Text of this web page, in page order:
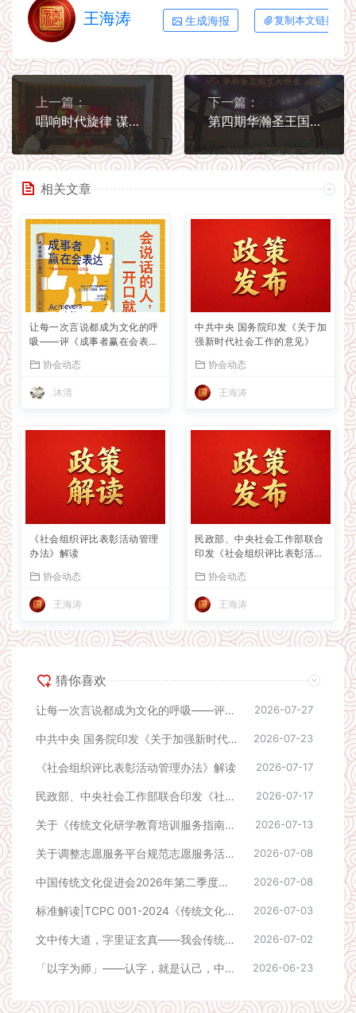
王海涛 生成海报 复制本文链接
上一篇：
唱响时代旋律 谋求合作与发展——传统文化促进会同中国老龄事业发展基金会深度交流
下一篇：
第四期华瀚圣王国学大讲堂在中山启幕
相关文章
让每一次言说都成为文化的呼
吸——评《成事者赢在会表
协会动态
沐清
中共中央 国务院印发《关于加
强新时代社会工作的意见》
协会动态
王海涛
《社会组织评比表彰活动管理
办法》解读
协会动态
王海涛
民政部、中央社会工作部联合
印发《社会组织评比表彰活动
协会动态
王海涛
猜你喜欢
让每一次言说都成为文化的呼吸——评《成事者赢在会表达》 2026-07-27
中共中央 国务院印发《关于加强新时代社会工作的意见》 2026-07-23
《社会组织评比表彰活动管理办法》解读 2026-07-17
民政部、中央社会工作部联合印发《社会组织评比表彰活动管理办法》 2026-07-17
关于《传统文化研学教育培训服务指南》团体标准立项公告 2026-07-13
关于调整志愿服务平台规范志愿服务活动的公告 2026-07-08
中国传统文化促进会2026年第二季度课题立项公告 2026-07-08
标准解读|TCPC 001-2024《传统文化专家评审指南》 2026-07-03
文中传大道，字里证玄真——我会传统文化大讲堂第三期在京如期举行 2026-07-02
「以字为师」——认字，就是认己，中国传统文化大讲堂线下活动预告 2026-06-23